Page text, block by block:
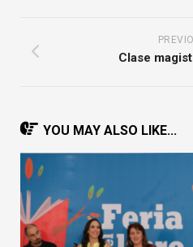
Clase
YOU MAY ALSO LIKE...